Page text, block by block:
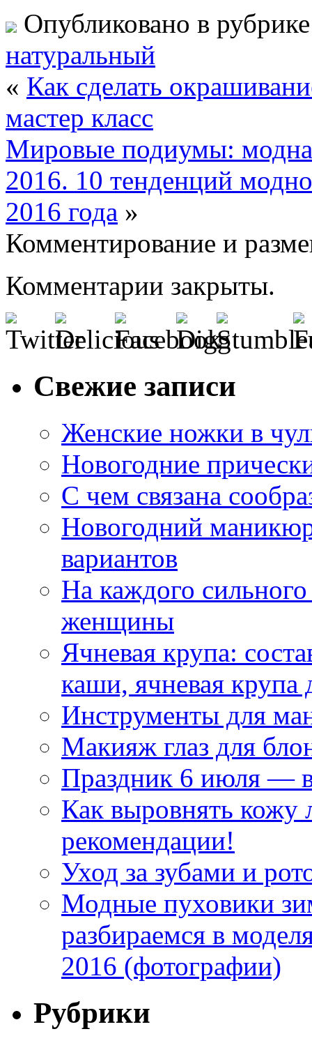
Опубликовано в
натуральный
« Как сделать
мастер класс
Мировые подиумы:
2016. 10 тенденций
2016 года »
Комментирование и
Комментарии закрыты.
Свежие записи
Женские ножки в
Новогодние
С чем связана
Новогодний
вариантов
На каждого
женщины
Ячневая крупа:
каши, ячневая крупа
Инструменты для
Макияж глаз для
Праздник 6 июля —
Как выровнять кожу
рекомендации!
Уход за зубами и
Модные пуховики
разбираемся в
2016 (фотографии)
Рубрики